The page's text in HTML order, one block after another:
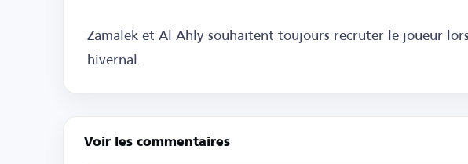
Zamalek et Al Ahly souhaitent toujours recruter le joueur
hivernal.
Voir les commentaires